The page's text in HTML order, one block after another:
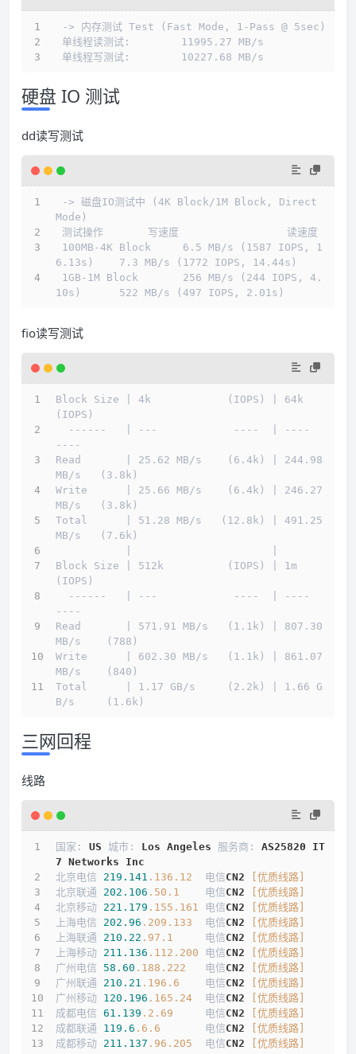
-> 内存测试 Test (Fast Mode, 1-Pass @ 5sec)
单线程读测试:        11995.27 MB/s
单线程写测试:        10227.68 MB/s
硬盘 IO 测试
dd读写测试
Mode)
测试操作       写速度                 读速度
6.13s)    7.3 MB/s (1772 IOPS, 14.44s)
10s)      522 MB/s (497 IOPS, 2.01s)
fio读写测试
Block Size | 4k            (IOPS) | 64k
(IOPS)
----
Read       | 25.62 MB/s    (6.4k) | 244.98
MB/s   (3.8k)
Write      | 25.66 MB/s    (6.4k) | 246.27
MB/s   (3.8k)
Total      | 51.28 MB/s   (12.8k) | 491.25
MB/s   (7.6k)
Block Size | 512k          (IOPS) | 1m
(IOPS)
----
Read       | 571.91 MB/s   (1.1k) | 807.30
MB/s    (788)
Write      | 602.30 MB/s   (1.1k) | 861.07
MB/s    (840)
Total      | 1.17 GB/s     (2.2k) | 1.66 G
B/s     (1.6k)
三网回程
线路
国家: US 城市: Los Angeles 服务商: AS25820
IT
7 Networks
Inc
北京电信 219.141 .136 .12
  电信
CN2
[优质线路]
北京联通 202.106 .50 .1
    电信
CN2
[优质线路]
北京移动 221.179 .155 .161 电信CN2
[优质线路]
上海电信 202.96 .209 .133
  电信
CN2
[优质线路]
上海联通 210.22 .97 .1
     电信
CN2
[优质线路]
上海移动 211.136 .112 .200 电信CN2
[优质线路]
广州电信 58.60 .188 .222
   电信
CN2
[优质线路]
广州联通 210.21 .196 .6
    电信
CN2
[优质线路]
广州移动 120.196 .165 .24
  电信
CN2
[优质线路]
成都电信 61.139 .2 .69
     电信
CN2
[优质线路]
成都联通 119.6 .6 .6
       电信
CN2
[优质线路]
成都移动 211.137 .96 .205
  电信
CN2 [优质线路]